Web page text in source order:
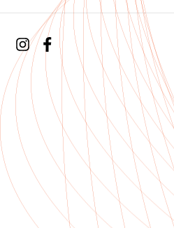
Instagram
facebook